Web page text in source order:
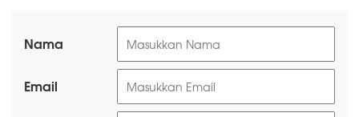
Nama
Email